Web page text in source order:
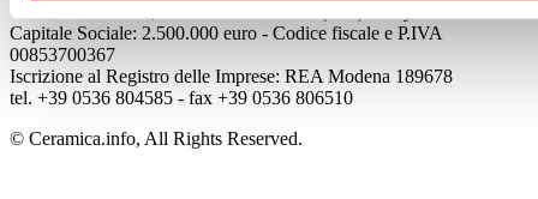
Viale Monte Santo, 40 - 41049 Sassuolo (MO) - Italy
Capitale Sociale: 2.500.000 euro - Codice fiscale e P.IVA
00853700367
Iscrizione al Registro delle Imprese: REA Modena 189678
tel. +39 0536 804585 - fax +39 0536 806510
© Ceramica.info, All Rights Reserved.